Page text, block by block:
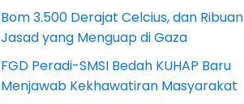
Bom 3.500 Derajat Celcius, dan Ribuan
Jasad yang Menguap di Gaza
FGD Peradi-SMSI Bedah KUHAP Baru
Menjawab Kekhawatiran Masyarakat